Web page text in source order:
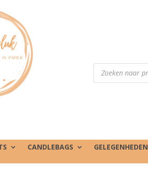
Producten
zoeken
CANDLEBAGS GELEGENHEDEN